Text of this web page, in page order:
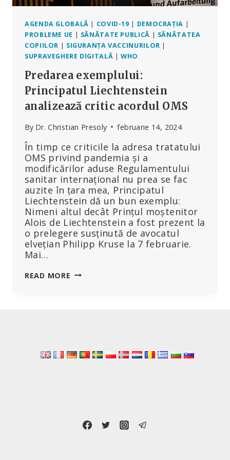
AGENDA GLOBALĂ | COVID-19 | DEMOCRAȚIA |
PROBLEME UE | SĂNĂTATE PUBLICĂ | SĂNĂTATEA
COPIILOR | SIGURANȚA VACCINURILOR |
SUPRAVEGHERE DIGITALĂ |WHO
Predarea exemplului:
Principatul Liechtenstein
analizează critic acordul OMS
By Dr. Christian Presoly februarie 14, 2024
În timp ce criticile la adresa tratatului
OMS privind pandemia și a
modificărilor aduse Regulamentului
sanitar internațional nu prea se fac
auzite în țara mea, Principatul
Liechtenstein dă un bun exemplu:
Nimeni altul decât Prințul moștenitor
Alois de Liechtenstein a fost prezent la
o prelegere susținută de avocatul
elvețian Philipp Kruse la 7 februarie.
Mai…
READ MORE PREDAREA
OMS